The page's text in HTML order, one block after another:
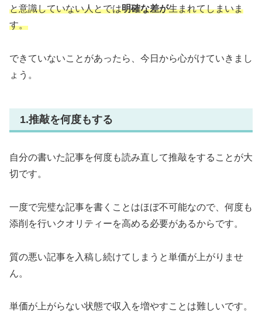
と意識していない人とでは明確な差が生まれてしまいま
す。
できていないことがあったら、今日から心がけていきまし
ょう。
1.推敲を何度もする
自分の書いた記事を何度も読み直して推敲をすることが大
切です。
一度で完璧な記事を書くことはほぼ不可能なので、何度も
添削を行いクオリティーを高める必要があるからです。
質の悪い記事を入稿し続けてしまうと単価が上がりませ
ん。
単価が上がらない状態で収入を増やすことは難しいです。